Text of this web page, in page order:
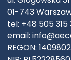
01-743
tel: +48 505 315
email:
REGON: